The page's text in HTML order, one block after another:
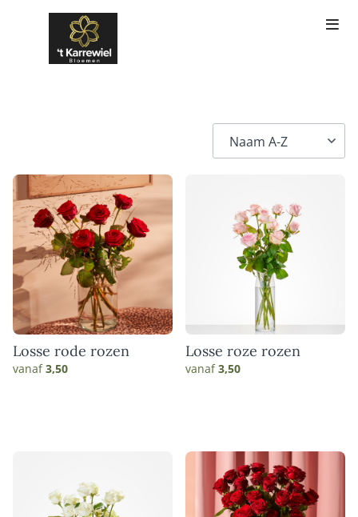
Losse rode rozen
vanaf3,50
Losse roze rozen
vanaf3,50